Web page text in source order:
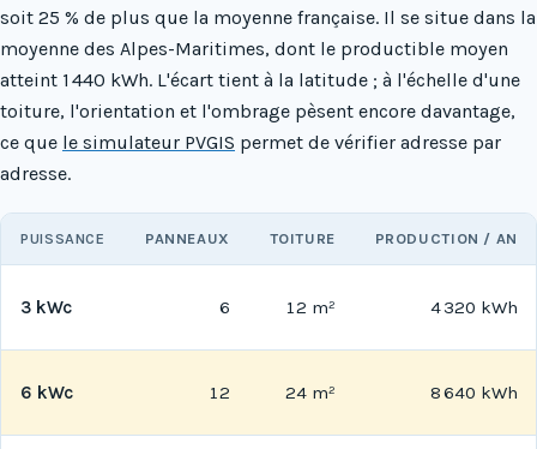
soit 25 % de plus que la moyenne française. Il se situe dans la
moyenne des Alpes-Maritimes, dont le productible moyen
atteint 1 440 kWh. L'écart tient à la latitude ; à l'échelle d'une
toiture, l'orientation et l'ombrage pèsent encore davantage,
ce que le simulateur PVGIS permet de vérifier adresse par
adresse.
PUISSANCE PANNEAUX TOITURE PRODUCTION / AN
3 kWc 6 12 m² 4 320 kWh
6 kWc 12 24 m² 8 640 kWh